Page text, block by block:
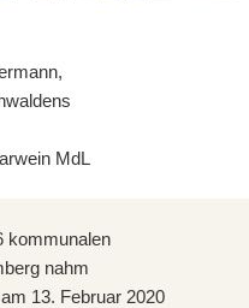
MdL
kommunalen
nahm
13. Februar 2020